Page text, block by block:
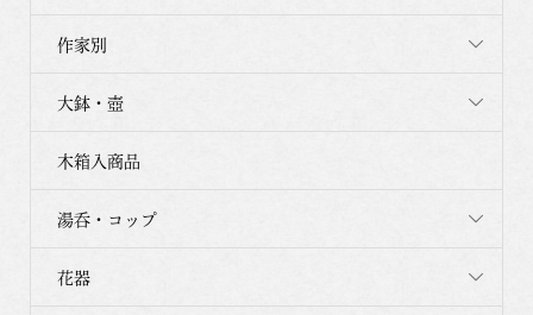
作家別
大鉢・壺
木箱入商品
湯呑・コップ
花器